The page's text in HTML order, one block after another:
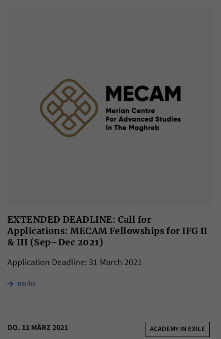
EXTENDED DEADLINE: Call for
Applications: MECAM Fellowships for IFG II
& III (Sep–Dec 2021)
Application Deadline: 31 March 2021
mehr
DO. 11 MÄRZ 2021 ACADEMY IN EXILE